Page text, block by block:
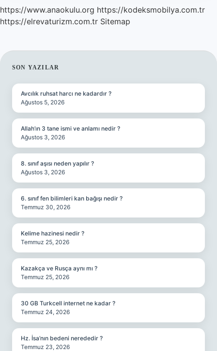
https://www.anaokulu.org https://kodeksmobilya.com.tr
https://elrevaturizm.com.tr Sitemap
SIDEBAR
SON YAZILAR
Avcılık ruhsat harcı ne kadardır ?
Ağustos 5, 2026
Allah’ın 3 tane ismi ve anlamı nedir ?
Ağustos 3, 2026
8. sınıf aşısı neden yapılır ?
Ağustos 3, 2026
6. sınıf fen bilimleri kan bağışı nedir ?
Temmuz 30, 2026
Kelime hazinesi nedir ?
Temmuz 25, 2026
Kazakça ve Rusça aynı mı ?
Temmuz 25, 2026
30 GB Turkcell internet ne kadar ?
Temmuz 24, 2026
Hz. İsa’nın bedeni nerededir ?
Temmuz 23, 2026